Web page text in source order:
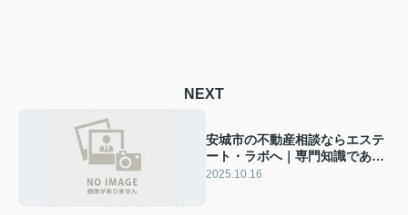
NEXT
安城市の不動産相談ならエステ
ート・ラボへ｜専門知識であな
たの悩みを解決
2025.10.16